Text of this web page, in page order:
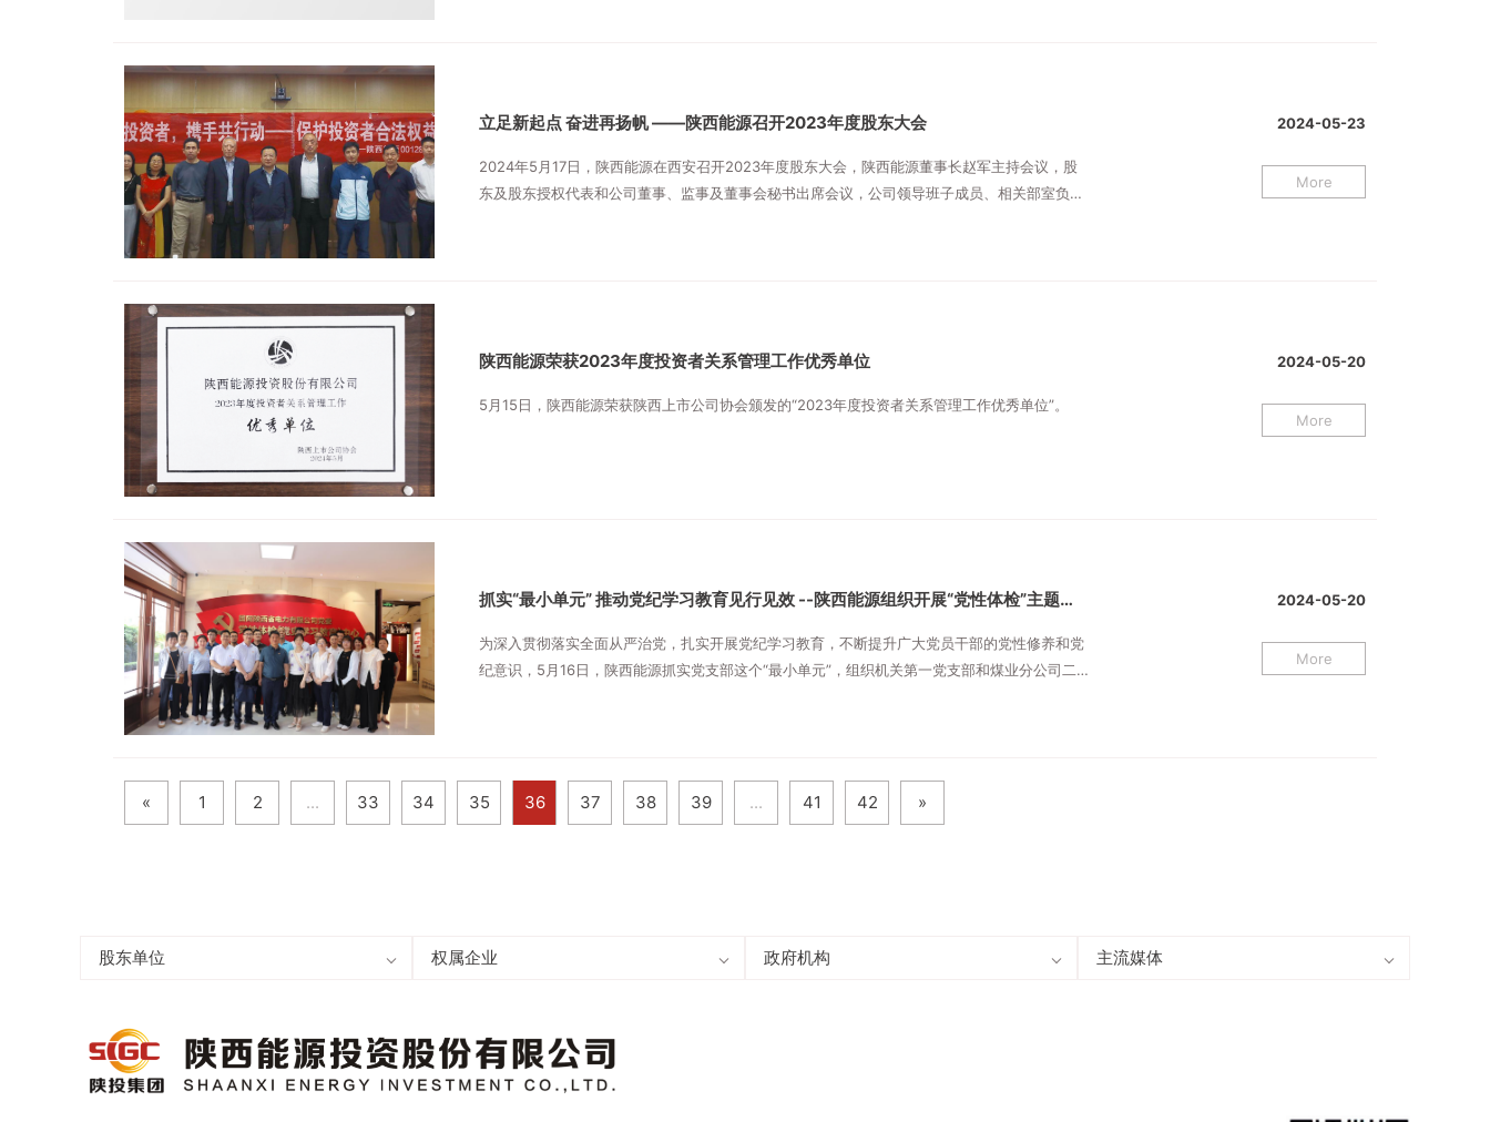
立足新起点 奋进再扬帆 ——陕西能源召开2023年度股东大会
2024年5月17日，陕西能源在西安召开2023年度股东大会，陕西能源董事长赵军主持会议，股
东及股东授权代表和公司董事、监事及董事会秘书出席会议，公司领导班子成员、相关部室负责
2024-05-23
More
陕西能源荣获2023年度投资者关系管理工作优秀单位
5月15日，陕西能源荣获陕西上市公司协会颁发的“2023年度投资者关系管理工作优秀单位”。
2024-05-20
More
抓实“最小单元” 推动党纪学习教育见行见效 --陕西能源组织开展“党性体检”主题党日活动
为深入贯彻落实全面从严治党，扎实开展党纪学习教育，不断提升广大党员干部的党性修养和党
纪意识，5月16日，陕西能源抓实党支部这个“最小单元”，组织机关第一党支部和煤业分公司二
2024-05-20
More
« 1 2 ... 33 34 35 36 37 38 39 ... 41 42 »
股东单位
陕西投资集团有限公司
长安汇通有限责任公司
权属企业
秦龙电力
渭河发电
麟北发电
政府机构
中国证券监督管理委员会
主流媒体
人民网